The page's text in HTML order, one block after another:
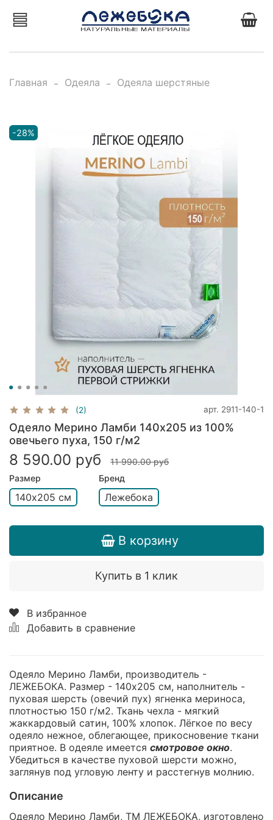
Главная Одеяла Одеяла шерстяные
-28%
(2) арт. 2911-140-1
Одеяло Мерино Ламби 140х205 из 100%
овечьего пуха, 150 г/м2
8 590.00 руб
11 990.00 руб
Размер
140х205 см
Бренд
Лежебока
В корзину
Купить в 1 клик
В избранное
Добавить в сравнение
Одеяло Мерино Ламби, производитель -
ЛЕЖЕБОКА. Размер - 140х205 см, наполнитель -
пуховая шерсть (овечий пух) ягненка мериноса,
плотностью 150 г/м2. Ткань чехла - мягкий
жаккардовый сатин, 100% хлопок. Лёгкое по весу
одеяло нежное, облегающее, прикосновение ткани
приятное. В одеяле имеется смотровое окно.
Убедиться в качестве пуховой шерсти можно,
заглянув под угловую ленту и расстегнув молнию.
Описание
Одеяло Мерино Ламби, ТМ ЛЕЖЕБОКА, изготовлено